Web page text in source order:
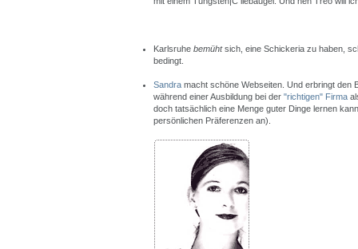
Karlsruhe bemühtsich, eine Schickeria zu haben,
bedingt.
Sandra macht schöne Webseiten. Und erbringt den
während einer Ausbildung bei der "richtigen" Firma
doch tatsächlich eine Menge guter Dinge lernen
persönlichen Präferenzen an).